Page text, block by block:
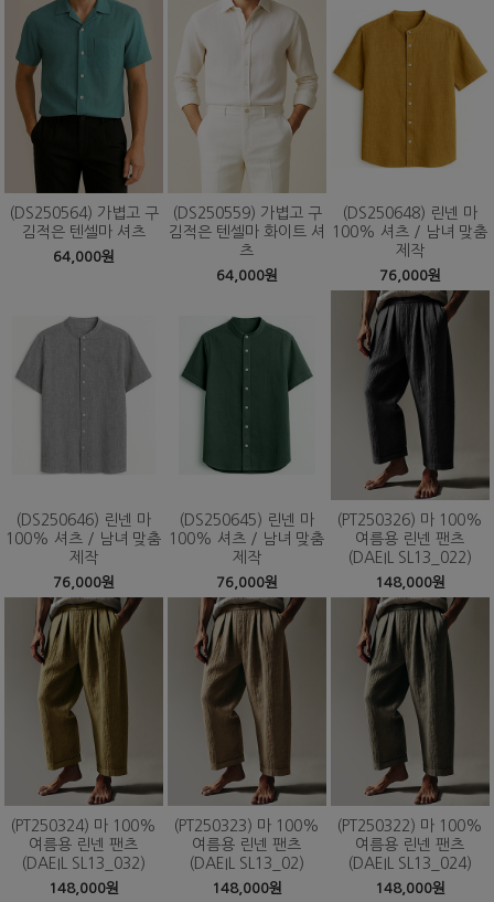
(DS250564) 가볍고 구
김적은 텐셀마 셔츠
64,000원
(DS250559) 가볍고 구
김적은 텐셀마 화이트 셔
츠
64,000원
(DS250648) 린넨 마
100% 셔츠 / 남녀 맞춤
제작
76,000원
(DS250646) 린넨 마
100% 셔츠 / 남녀 맞춤
제작
76,000원
(DS250645) 린넨 마
100% 셔츠 / 남녀 맞춤
제작
76,000원
(PT250326) 마 100%
여름용 린넨 팬츠
(DAEIL SL13_022)
148,000원
(PT250324) 마 100%
여름용 린넨 팬츠
(DAEIL SL13_032)
148,000원
(PT250323) 마 100%
여름용 린넨 팬츠
(DAEIL SL13_02)
148,000원
(PT250322) 마 100%
여름용 린넨 팬츠
(DAEIL SL13_024)
148,000원